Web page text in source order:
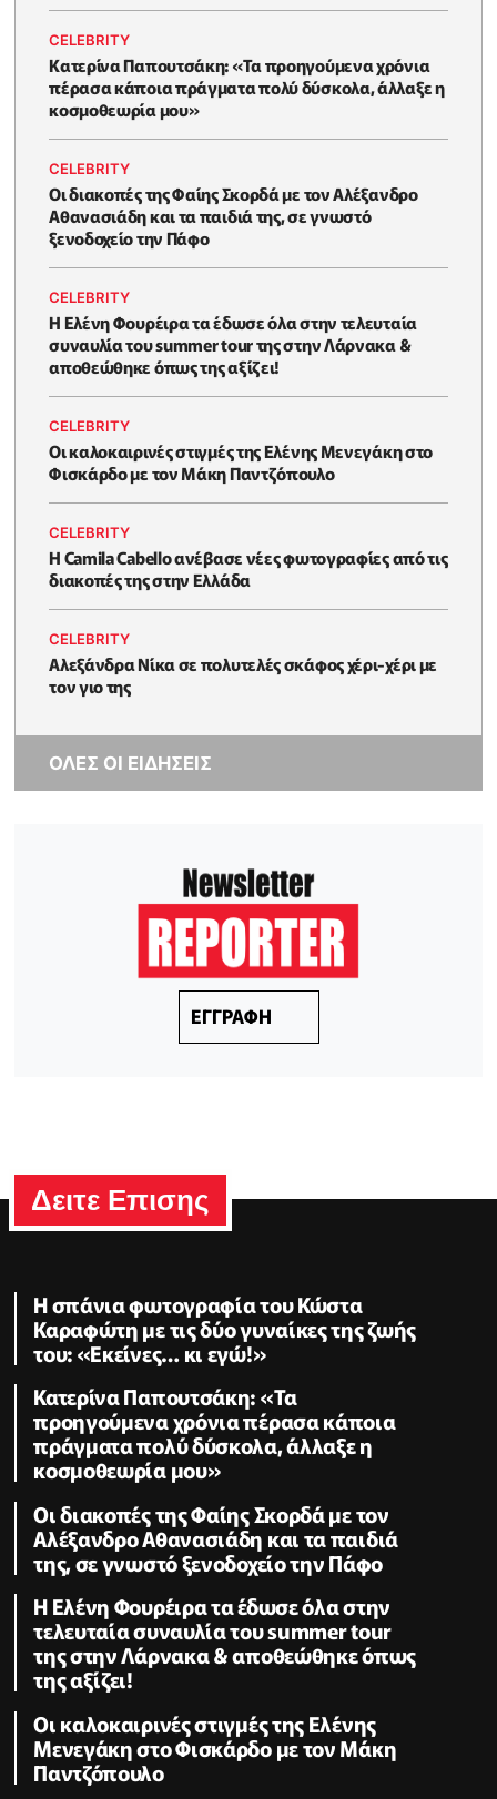
CELEBRITY
Κατερίνα Παπουτσάκη: «Τα προηγούμενα χρόνια
πέρασα κάποια πράγματα πολύ δύσκολα, άλλαξε η
κοσμοθεωρία μου»
CELEBRITY
Οι διακοπές της Φαίης Σκορδά με τον Αλέξανδρο
Αθανασιάδη και τα παιδιά της, σε γνωστό
ξενοδοχείο την Πάφο
CELEBRITY
Η Ελένη Φουρέιρα τα έδωσε όλα στην τελευταία
συναυλία του summer tour της στην Λάρνακα &
αποθεώθηκε όπως της αξίζει!
CELEBRITY
Oι καλοκαιρινές στιγμές της Ελένης Μενεγάκη στο
Φισκάρδο με τον Μάκη Παντζόπουλο
CELEBRITY
Η Camila Cabello ανέβασε νέες φωτογραφίες από τις
διακοπές της στην Ελλάδα
CELEBRITY
Αλεξάνδρα Νίκα σε πολυτελές σκάφος χέρι-χέρι με
τον γιο της
ΟΛΕΣ ΟΙ ΕΙΔΗΣΕΙΣ
ΕΓΓΡΑΦΗ
Δειτε Επισης
Η σπάνια φωτογραφία του Κώστα
Καραφώτη με τις δύο γυναίκες της ζωής
του: «Εκείνες… κι εγώ!»
Κατερίνα Παπουτσάκη: «Τα
προηγούμενα χρόνια πέρασα κάποια
πράγματα πολύ δύσκολα, άλλαξε η
κοσμοθεωρία μου»
Οι διακοπές της Φαίης Σκορδά με τον
Αλέξανδρο Αθανασιάδη και τα παιδιά
της, σε γνωστό ξενοδοχείο την Πάφο
Η Ελένη Φουρέιρα τα έδωσε όλα στην
τελευταία συναυλία του summer tour
της στην Λάρνακα & αποθεώθηκε όπως
της αξίζει!
Oι καλοκαιρινές στιγμές της Ελένης
Μενεγάκη στο Φισκάρδο με τον Μάκη
Παντζόπουλο